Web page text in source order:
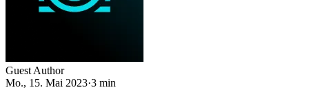
Guest Author
Mo., 15. Mai 2023·3 min